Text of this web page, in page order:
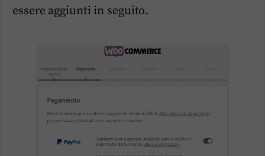
essere aggiunti in seguito.